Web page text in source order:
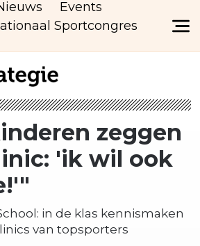
Events
Sportcongres
zeggen
'ik wil ook
in de klas kennismaken
van topsporters